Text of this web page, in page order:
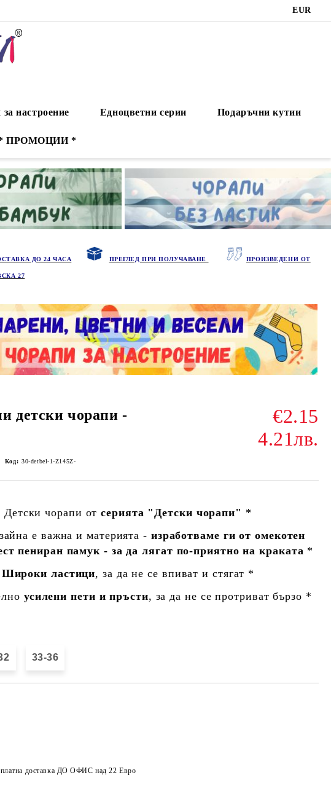
EUR
настроение Едноцветни серии Подаръчни кутии
ПРОМОЦИИ *
ДО 24 ЧАСА ПРЕГЛЕД ПРИ ПОЛУЧАВАНЕ ПРОИЗВЕДЕНИ ОТ
27
детски чорапи -
€2.15
4.21лв.
Код: 30-detbel-1-Z145Z-
Детски чорапи отсерията "Детски чорапи" *
е важна и материята - изработваме ги от омекотен
пениран памук - за да лягат по-приятно на краката *
Широки ластици, за да не се впиват и стягат *
усилени пети и пръсти, за да не се протриват бързо *
33-36
доставка ДО ОФИС над 22 Евро